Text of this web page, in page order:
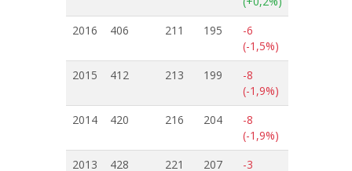
2016
406 211 195
-6
(-1,5%)
2015
412 213 199
-8
(-1,9%)
2014
420 216 204
-8
(-1,9%)
2013
428 221 207 -3